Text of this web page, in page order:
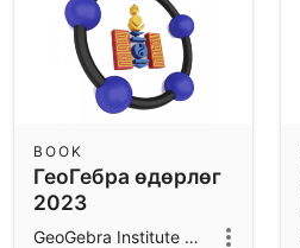
ГеоГебра өдөрлөг
2023
BOOK
GeoGebra Institute of Mongolia